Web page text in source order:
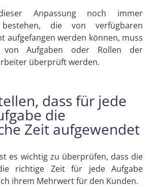
Anpassung noch immer
bestehen, die von verfügbaren
aufgefangen werden können, muss
von Aufgaben oder Rollen der
überprüft werden.
dass für jede
die
Zeit aufgewendet
es wichtig zu überprüfen, dass die
richtige Zeit für jede Aufgabe
ihrem Mehrwert für den Kunden.